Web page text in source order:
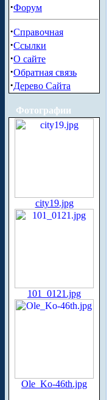
·Форум
·Справочная
·Ссылки
·О сайте
·Обратная связь
·Дерево Сайта
Фотографии
city19.jpg
101_0121.jpg
Ole_Ko-46th.jpg